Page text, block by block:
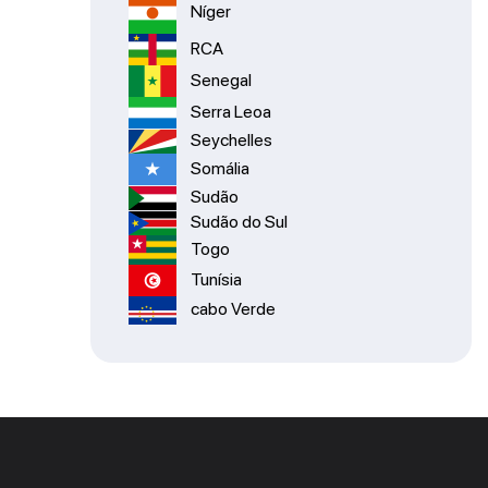
Níger
RCA
Senegal
Serra Leoa
Seychelles
Somália
Sudão
Sudão do Sul
Togo
Tunísia
cabo Verde